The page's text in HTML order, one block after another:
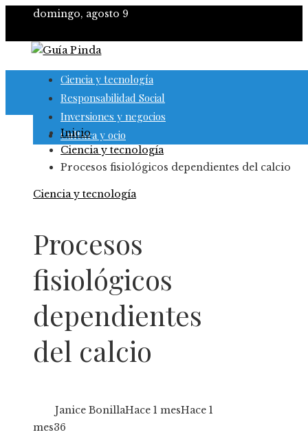
domingo, agosto 9
Ciencia y tecnología
Responsabilidad Social
Inversiones y negocios
Cultura y ocio
Inicio
Ciencia y tecnología
Procesos fisiológicos dependientes del calcio
Ciencia y tecnología
Procesos
fisiológicos
dependientes
del calcio
Janice BonillaHace 1 mesHace 1
mes36